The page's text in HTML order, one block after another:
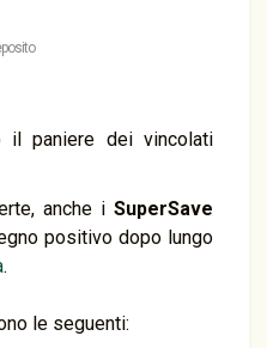
il paniere dei vincolati
anche i SuperSave
positivo dopo lungo
.
le seguenti: